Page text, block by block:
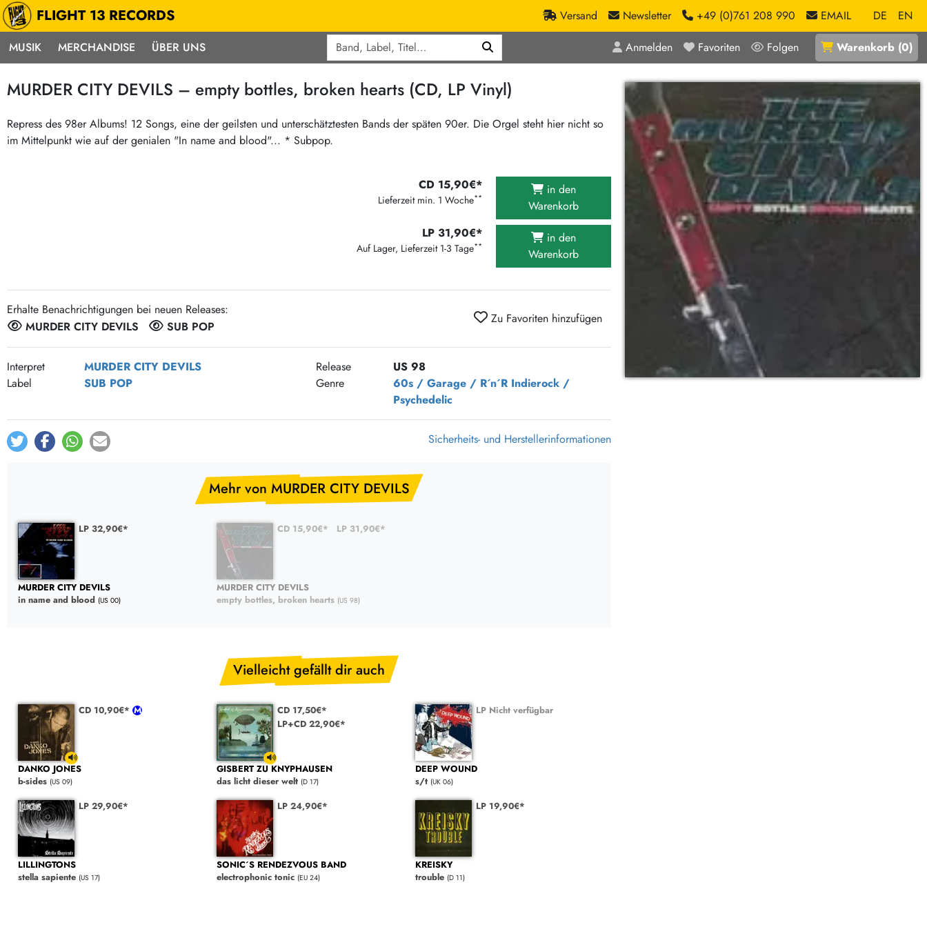
FLIGHT 13 RECORDS Versand Newsletter +49 (0)761 208 990 EMAIL DE
EN
MUSIK
Musik
Alle Neuheiten
Pre-Order
Highlights
Soundtracks
LP Hüllen, Zubehör
Punk / HC
Hardcore
Emo
Postpunk / New Wave
Vintage-Rock / Metal
Post-Rock / Folk
Rock / Pop
Electronic
Neoklassik
Abstract / Ambient
Electronic Goods
Aktionen
Staatsakt-Aktion
Crazysane Günstiger
Sunny Sunny Bastards Summer 26
Warner Rockerwochen
Universal Vinyl Günstig
International Anthem Sommer 2026
375 Aktion Vinyl Q3 2026
RSD 2026
FLIGHT 13 REC. SALE
Epitaph Vinyl Günstiger
Unter Schafen-Vinyl günstig
MERCHANDISE ÜBER UNS Anmelden Favoriten Folgen Warenkorb (0)
MURDER CITY DEVILS – empty bottles, broken hearts (CD, LP Vinyl)
Repress des 98er Albums! 12 Songs, eine der geilsten und unterschätztesten Bands der späten 90er. Die Orgel steht hier nicht so
im Mittelpunkt wie auf der genialen "In name and blood"... * Subpop.
CD 15,90€*
Lieferzeit min. 1 Woche**
in den
Warenkorb
LP 31,90€*
Auf Lager, Lieferzeit 1-3 Tage**
in den
Warenkorb
Erhalte Benachrichtigungen bei neuen Releases:
MURDER CITY DEVILS
SUB POP
Zu Favoriten hinzufügen
Interpret MURDER CITY DEVILS Release
US 98
Label
SUB POP Genre 60s / Garage / R´n´R Indierock /
Psychedelic
Sicherheits- und Herstellerinformationen
Mehr von MURDER CITY DEVILS
LP 32,90€*
MURDER CITY DEVILS
in name and blood (US 00)
CD 15,90€* LP 31,90€*
MURDER CITY DEVILS
empty bottles, broken hearts (US 98)
Vielleicht gefällt dir auch
CD 10,90€*
DANKO JONES
b-sides (US 09)
CD 17,50€*
LP+CD 22,90€*
GISBERT ZU KNYPHAUSEN
das licht dieser welt (D 17)
LP Nicht verfügbar
DEEP WOUND
s/t (UK 06)
LP 29,90€*
LILLINGTONS
stella sapiente (US 17)
LP 24,90€*
SONIC´S RENDEZVOUS BAND
electrophonic tonic (EU 24)
LP 19,90€*
KREISKY
trouble (D 11)